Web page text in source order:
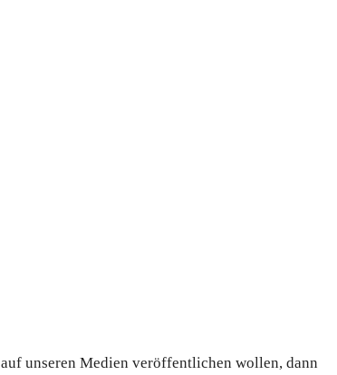
unseren Medien veröffentlichen wollen, dann